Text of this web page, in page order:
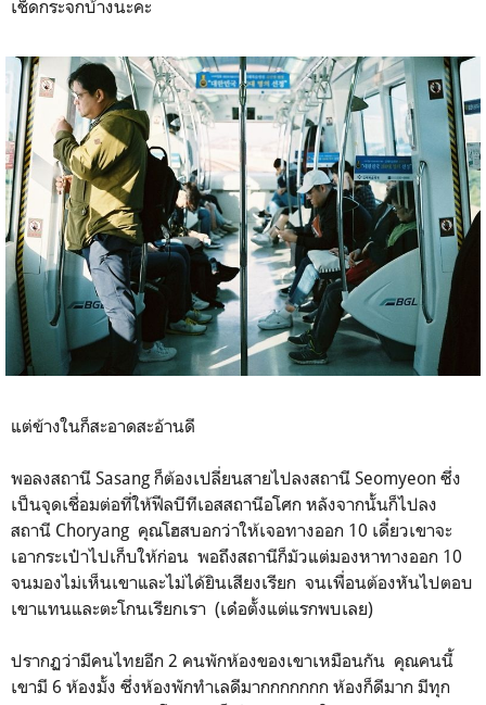
เช็ดกระจกบ้างนะคะ
แต่ข้างในก็สะอาดสะอ้านดี
เป็นจุดเชื่อมต่อที่ให้ฟีลบีทีเอสสถานีอโศก หลังจากนั้นก็ไปลง
สถานี Choryang คุณโฮสบอกว่าให้เจอทางออก 10 เดี๋ยวเขาจะ